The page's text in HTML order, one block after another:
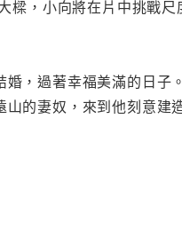
，小向將在片中挑戰
，過著幸福美滿的日子
的妻奴，來到他刻意建